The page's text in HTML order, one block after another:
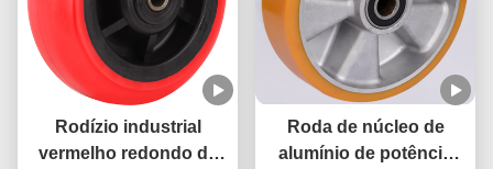
Rodízio industrial
vermelho redondo de
Roda de núcleo de
alumínio de potência